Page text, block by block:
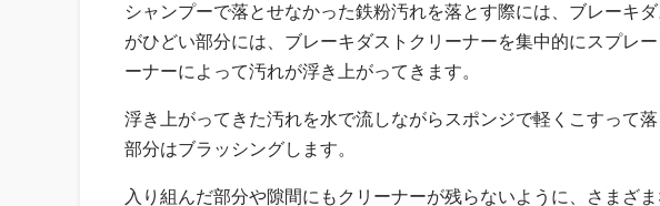
シャンプーで落とせなかった鉄粉汚れを落とす際には、ブレーキ
がひどい部分には、ブレーキダストクリーナーを集中的にスプレ
ーナーによって汚れが浮き上がってきます。
浮き上がってきた汚れを水で流しながらスポンジで軽くこすって
部分はブラッシングします。
入り組んだ部分や隙間にもクリーナーが残らないように、さまざ